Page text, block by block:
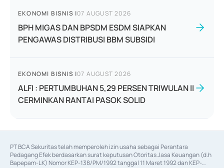
EKONOMI BISNIS |07 AUGUST 2026
BPH MIGAS DAN BPSDM ESDM SIAPKAN
PENGAWAS DISTRIBUSI BBM SUBSIDI
EKONOMI BISNIS |07 AUGUST 2026
ALFI : PERTUMBUHAN 5,29 PERSEN TRIWULAN II
CERMINKAN RANTAI PASOK SOLID
PT BCA Sekuritas telah memperoleh izin usaha sebagai Perantara
Pedagang Efek berdasarkan surat keputusan Otoritas Jasa Keuangan (d.h
Bapepam-LK) Nomor KEP-138/PM/1992 tanggal 11 Maret 1992 dan KEP-